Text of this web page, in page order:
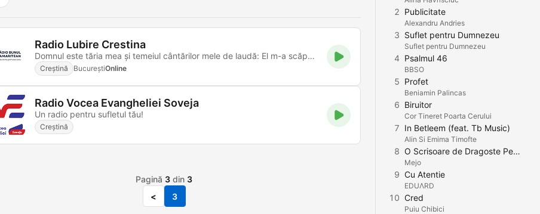
Radio Lubire Crestina
Domnul este tăria mea și temeiul cântărilor mele de laudă: El m-a scăpat. El este Dumnezeul meu: pe
Creștină BucureştiOnline
Radio Vocea Evangheliei Soveja
Un radio pentru sufletul tău!
Creștină
Pagină 3 din 3
<
3
2 Publicitate
Alexandru Andries
3 Suflet pentru Dumnezeu
Suflet pentru Dumnezeu
4 Psalmul 46
BBSO
5 Profet
Beniamin Palincas
6 Biruitor
Cor Tineret Poarta Cerului
7 In Betleem (feat. Tb Music)
Alin Si Emima Timofte
8 O Scrisoare de Dragoste Pentru Tine
Mejo
9 Cu Atentie
EDUΛRD
10 Cred
Puiu Chibici